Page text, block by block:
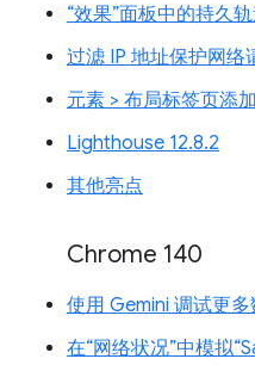
“效果”面板中的持久
过滤 IP 地址保护网络
元素 > 布局标签页添
Lighthouse 12.8.2
其他亮点
Chrome 140
使用 Gemini 调试更
在“网络状况”中模拟